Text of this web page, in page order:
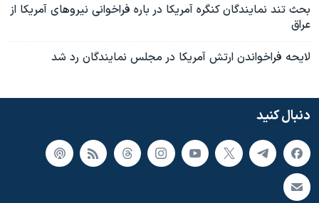
بحث تند نمايندگان کنگره آمريکا در باره فراخوانی نيروهای آمريکا از
عراق
لايحه فراخواندن ارتش آمريکا در مجلس نمايندگان رد شد
دنبال کنید